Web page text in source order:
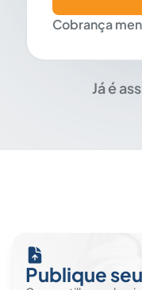
Cobrança
Já é
Publique